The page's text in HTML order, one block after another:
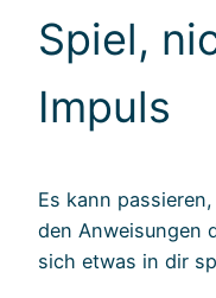
Spiel,
Impuls
Es kann
den Anweisungen
sich etwas in dir